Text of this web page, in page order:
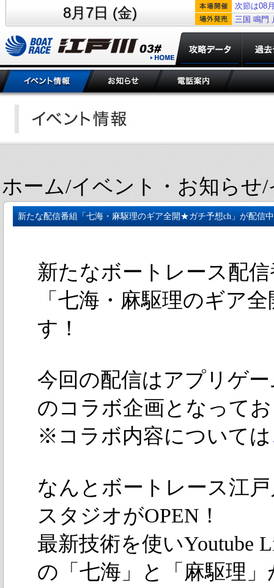
8月7日 (金)
次節は08
三国 鳴門
ホーム/イベント・お知らせ
新たな配信番組「七海・麻駆理のギア全開★ガチ予想ch」が配信中
新たなボートレース配
「七海・麻駆理のギア
す！
今回の配信はアプリゲ
のコラボ企画となって
※コラボ内容については
なんとボートレース江
スタジオがOPEN！
最新技術を使いYoutube
の「七海」と「麻駆理」